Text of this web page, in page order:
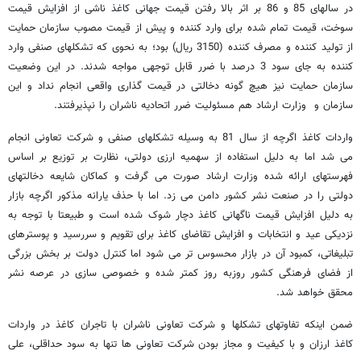
در سالهای 85 و 86 بر اثر بالا رفتن قیمت جهانی کاغذ ناشی از افزایش قیمت
سوخت، قیمت تمام شده برای وارد کننده و پیش از قیمت مصوب سازمان حمایت
از تولید کننده و مصرف کننده (3150 ریال) بود؛ به نحوی که تشکلهای صنفی وارد
کننده به جای سود 3 درصد با ضرر قابل توجهی مواجه شدند. در این وضعیت
سازمان حمایت نیز هیچ گونه دخالتی در قیمت گذاری واقعی انجام نداد و این
سازمان و وزارت ارشاد هم مسئولیت ضرر اتحادیه ناشران را نپذیرفتند.
واردات کاغذ اگرچه از سال 81 به وسیله تشکلهای صنفی و شرکت تعاونی انجام
می شد اما به دلیل استفاده از سهمیه ارزی دولتی، نظارت بر توزیع بر اساس
فهرستهای ارائه شده وزارت ارشاد صورت می گرفت و کماکان شایعه دخالتهای
دولتی را در صنعت نشر کشور دامن می زد. اما با حذف یارانه مذکور اگرچه بازار
به دلیل افزایش قیمت ناگهانی کاغذ دچار شوک شده است و طبیعتا با توجه به
نزدیکی عید و انتخابات و افزایش تقاضای کاغذ برای تقویم و سررسید و پوسترهای
تبلیغاتی، کمبود آن در بازار محسوس تر می شود اما کنترل دولت بر بخش بزرگی
از فضای فرهنگی کشور روزبه روز کمتر شده و خصوصی سازی در عرصه نشر
محقق خواهد شد.
ضمن اینکه تفاوتهای تشکلها و شرکت تعاونی ناشران با تاجران کاغذ در واردات
کاغذ ارزان و با کیفیت و مجاز بودن شرکت تعاونی ها تنها به سود حداقلی، علی